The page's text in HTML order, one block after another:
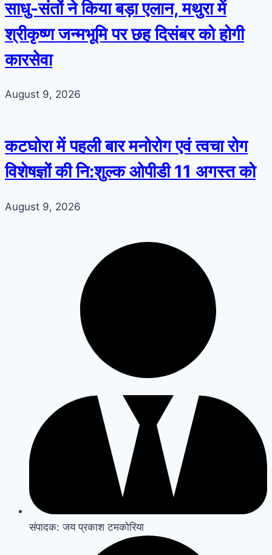
साधु-संतों ने किया बड़ा एलान, मथुरा में
श्रीकृष्ण जन्मभूमि पर छह दिसंबर को होगी
कारसेवा
August 9, 2026
कटघोरा में पहली बार मनोरोग एवं त्वचा रोग
विशेषज्ञों की नि:शुल्क ओपीडी 11 अगस्त को
August 9, 2026
संपादक: जय प्रकाश टमकोरिया